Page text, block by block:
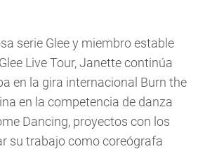
serie Gleey miembro estable
Live Tour, Janette continúa
en la gira internacional Burn the
en la competencia de danza
Dancing, proyectos con los
su trabajo como coreógrafa